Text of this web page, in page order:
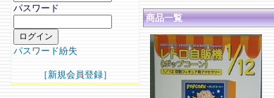
パスワード
パスワード紛失
［新規会員登録］
商品一覧